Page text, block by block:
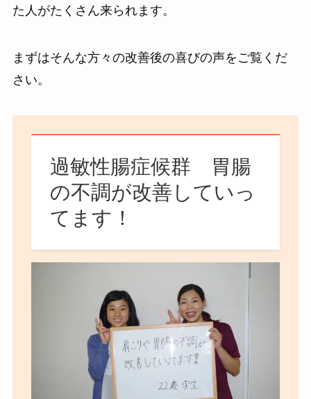
た人がたくさん来られます。
まずはそんな方々の改善後の喜びの声をご覧くだ
さい。
過敏性腸症候群 胃腸
の不調が改善していっ
てます！